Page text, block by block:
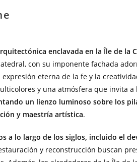
enclavada en la Île de la
con su imponente fachada
eterna de la fe y la
y una atmósfera que invita a
un lienzo luminoso sobre los
y maestría artística.
a lo largo de los siglos, incluido el
y reconstrucción buscan